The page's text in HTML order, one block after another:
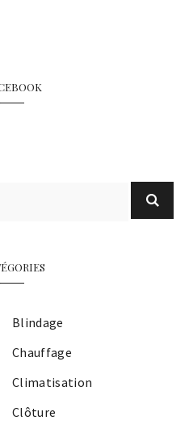
Blindage
Chauffage
Climatisation
Clôture